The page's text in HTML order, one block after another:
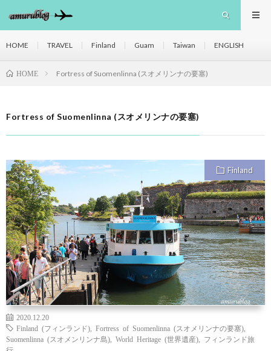
HOME TRAVEL Finland Guam Taiwan ENGLISH
HOME Fortress of Suomenlinna (スオメリンナの要塞)
Fortress of Suomenlinna (スオメリンナの要塞)
Finland
2020.12.20
Finland (フィンランド)
Fortress of Suomenlinna (スオメリンナの要塞)
Suomenlinna (スオメンリンナ島)
World Heritage (世界遺産)
フィンランド旅